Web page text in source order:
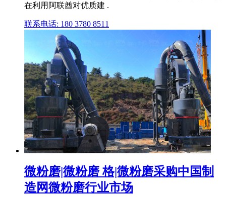
在利用阿联酋对优质建 .
联系电话: 180 3780 8511
微粉磨|微粉磨 格|微粉磨采购中国制
造网微粉磨行业市场